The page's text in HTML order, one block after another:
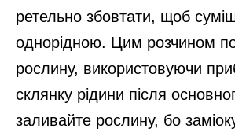
ретельно збовтати, щоб
однорідною. Цим розчином
рослину, використовуючи
склянку рідини після
заливайте рослину, бо